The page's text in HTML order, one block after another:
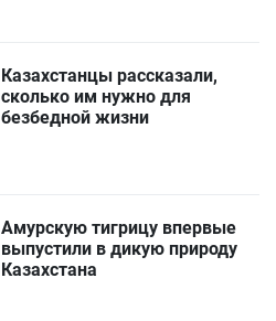
Казахстанцы рассказали,
сколько им нужно для
безбедной жизни
Амурскую тигрицу впервые
выпустили в дикую природу
Казахстана